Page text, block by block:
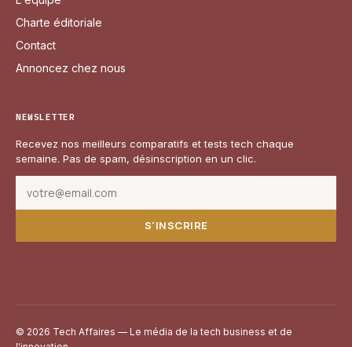
Charte éditoriale
Contact
Annoncez chez nous
NEWSLETTER
Recevez nos meilleurs comparatifs et tests tech chaque
semaine. Pas de spam, désinscription en un clic.
S'INSCRIRE
© 2026 Tech Affaires — Le média de la tech business et de